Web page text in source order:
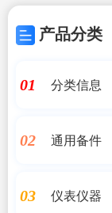
产品分类
01 分类信息
02 通用备件
03 仪表仪器